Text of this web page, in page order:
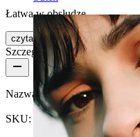
Łatwa w obsłudze
czytaj więcej
Szczegóły produktu
Nazwa:Tunel ze stali
SKU: Tunnel-14